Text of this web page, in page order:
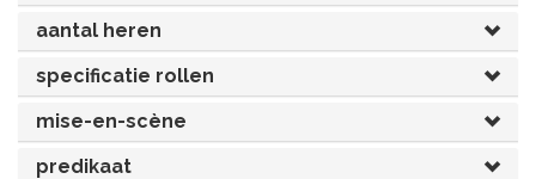
UITGELICHT!
OVERIG (30'-75')
UITGELICHT!
MUSICAL
SINTERKLAASTONEEL
KERSTTONEEL
JONGERENTONEEL
RECHTEN REGELEN
aantal heren
specificatie rollen
mise-en-scène
predikaat